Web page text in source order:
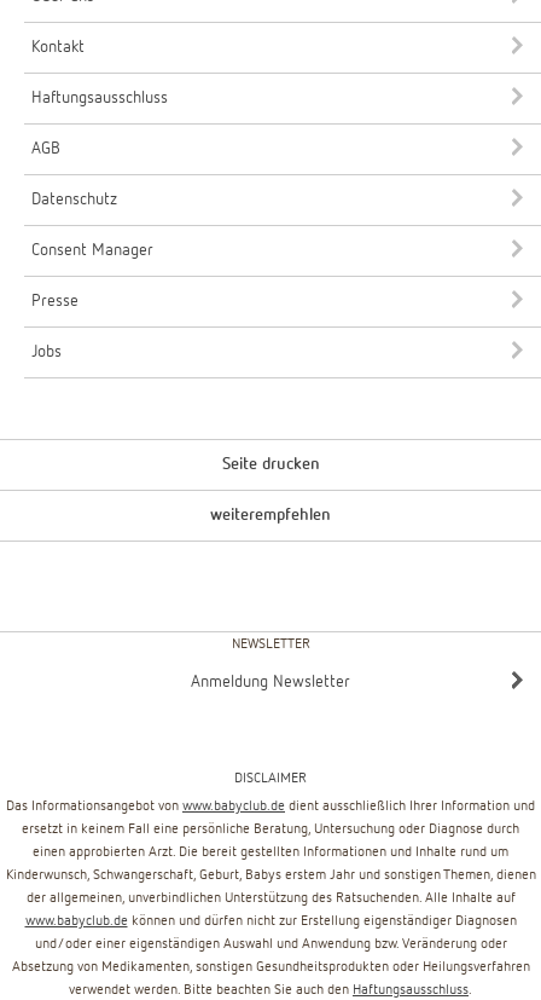
Kontakt
Haftungsausschluss
AGB
Datenschutz
Consent Manager
Presse
Jobs
Seite drucken
weiterempfehlen
NEWSLETTER
Anmeldung Newsletter
DISCLAIMER
Das Informationsangebot von www.babyclub.de dient ausschließlich Ihrer Information und
ersetzt in keinem Fall eine persönliche Beratung, Untersuchung oder Diagnose durch
einen approbierten Arzt. Die bereit gestellten Informationen und Inhalte rund um
Kinderwunsch, Schwangerschaft, Geburt, Babys erstem Jahr und sonstigen Themen, dienen
der allgemeinen, unverbindlichen Unterstützung des Ratsuchenden. Alle Inhalte auf
www.babyclub.de können und dürfen nicht zur Erstellung eigenständiger Diagnosen
und/oder einer eigenständigen Auswahl und Anwendung bzw. Veränderung oder
Absetzung von Medikamenten, sonstigen Gesundheitsprodukten oder Heilungsverfahren
verwendet werden. Bitte beachten Sie auch den Haftungsausschluss.